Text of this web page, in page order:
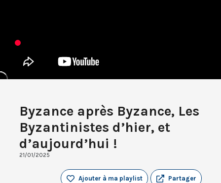
Byzance après Byzance, Les
Byzantinistes d’hier, et
d’aujourd’hui !
21/01/2025
Partager
Ajouter à ma playlist